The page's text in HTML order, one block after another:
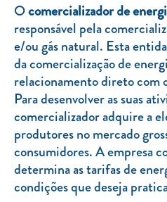
SERVIÇOS
ROTULAGEM
JUNTE-SE A NÓS
TARIFA SOCIAL
APP MOBILE
CONTADORES ELÉTRICOS
FATURAS
PRÉMIOS
Ocomercializador de
responsável pela
e/ou gás natural. Esta
da comercialização de
relacionamento direto com
Para desenvolver as suas
comercializador adquire a
produtores no mercado
consumidores. A empresa
determina as tarifas de
condições que deseja